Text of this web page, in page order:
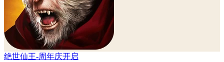
绝世仙王-周年庆开启